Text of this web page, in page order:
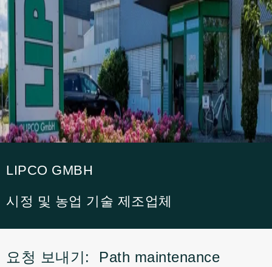
LIPCO GMBH
시정 및 농업 기술 제조업체
요청 보내기: Path maintenance